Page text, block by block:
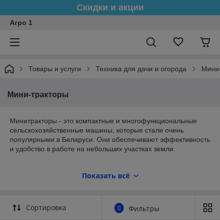
Скидки и акции
Агро 1
Товары и услуги Техника для дачи и огорода
Мини-тракторы
Минитракторы - это компактные и многофункциональные
сельскохозяйственные машины, которые стали очень
популярными в Беларуси. Они обеспечивают эффективность
и удобство в работе на небольших участках земли.
Минитракторы в Беларуси
учитывать при выборе. При
изучении различных моделей
Показать всё
Сортировка 0 Фильтры